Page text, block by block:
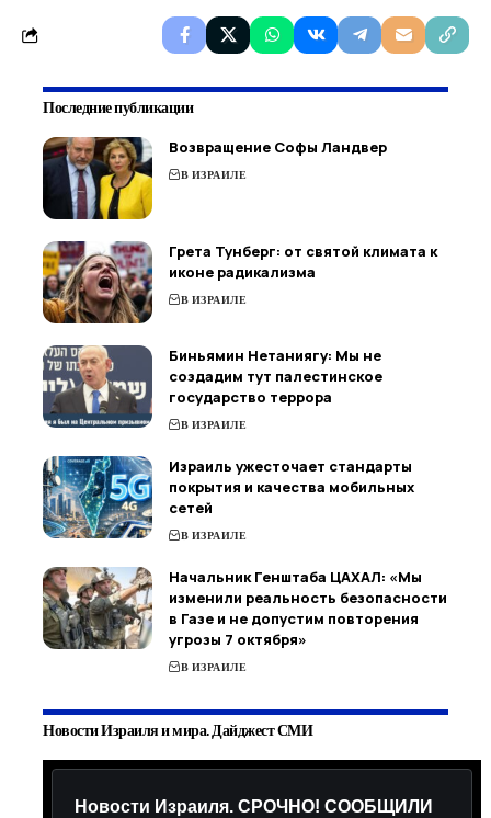
Последние публикации
Возвращение Софы Ландвер
В ИЗРАИЛЕ
Грета Тунберг: от святой климата к
иконе радикализма
В ИЗРАИЛЕ
Биньямин Нетаниягу: Мы не
создадим тут палестинское
государство террора
В ИЗРАИЛЕ
Израиль ужесточает стандарты
покрытия и качества мобильных
сетей
В ИЗРАИЛЕ
Начальник Генштаба ЦАХАЛ: «Мы
изменили реальность безопасности
в Газе и не допустим повторения
угрозы 7 октября»
В ИЗРАИЛЕ
Новости Израиля и мира. Дайджест СМИ